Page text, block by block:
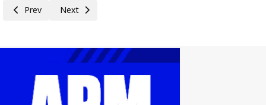
Previous article: คอหุ้น Investor Guide 3 กันยายน 2568 - 2
Prev Next article: คอหุ้น เพาเวอร์ไทม์ 3 กันยายน 2568 - 2
Next